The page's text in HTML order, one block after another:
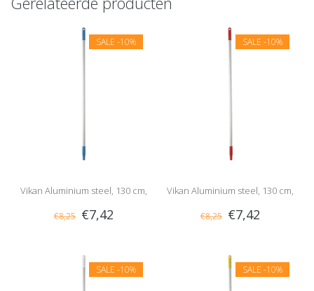
SALE -10%
Vikan Aluminium steel, 130 cm,
Blauw
€8,25 €7,42
SALE -10%
Vikan Aluminium steel, 130 cm,
Rood
€8,25 €7,42
SALE -10% SALE -10%